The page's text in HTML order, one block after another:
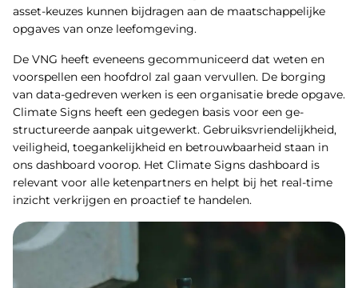
asset-keuzes kunnen bijdragen aan de maatschappelijke
opgaves van onze leefomgeving.
De VNG heeft eveneens gecommuniceerd dat weten en
voorspellen een hoofdrol zal gaan vervullen. De borging
van data-gedreven werken is een organisatie brede opgave.
Climate Signs heeft een gedegen basis voor een ge­
structureerde aanpak uitgewerkt. Gebruiksvriendelijkheid,
veiligheid, toegankelijkheid en betrouwbaarheid staan in
ons dashboard voorop. Het Climate Signs dashboard is
relevant voor alle ketenpartners en helpt bij het real-time
inzicht verkrijgen en proactief te handelen.